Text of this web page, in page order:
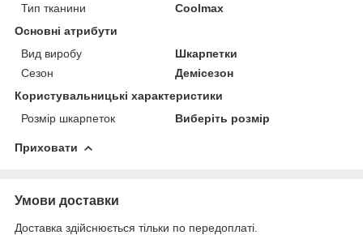
Тип тканини
Coolmax
Основні атрибути
Вид виробу
Шкарпетки
Сезон
Демісезон
Користувальницькі характеристики
Розмір шкарпеток
Виберіть розмір
Приховати
Умови доставки
Доставка здійснюється тільки по передоплаті.